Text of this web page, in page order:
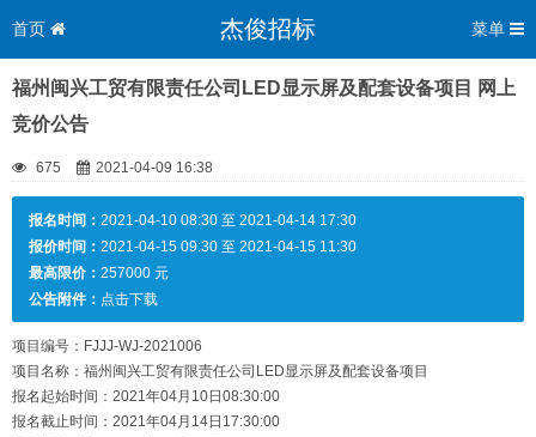
首页 杰俊招标 菜单
福州闽兴工贸有限责任公司LED显示屏及配套设备项目 网上
竞价公告
675 2021-04-09 16:38
报名时间： 2021-04-10 08:30 至 2021-04-14 17:30
报价时间： 2021-04-15 09:30 至 2021-04-15 11:30
最高限价： 257000 元
公告附件： 点击下载
项目编号：FJJJ-WJ-2021006
项目名称：福州闽兴工贸有限责任公司LED显示屏及配套设备项目
报名起始时间：2021年04月10日08:30:00
报名截止时间：2021年04月14日17:30:00